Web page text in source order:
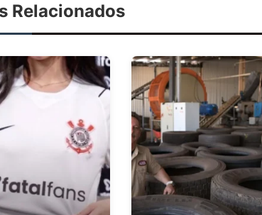
Relacionados